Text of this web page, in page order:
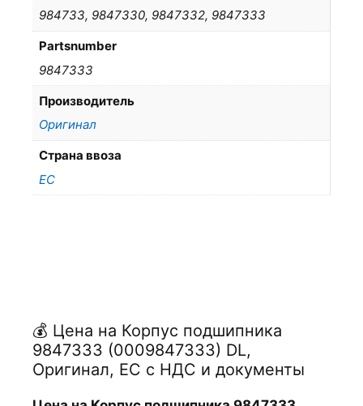
984733, 9847330, 9847332, 9847333
Partsnumber
9847333
Производитель
Оригинал
Страна ввоза
ЕС
💰 Цена на Корпус подшипника
9847333 (0009847333) DL,
Оригинал, ЕС с НДС и документы